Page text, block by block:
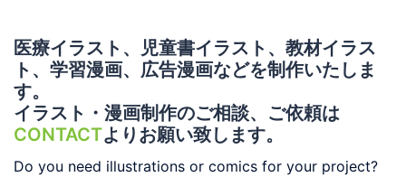
医療イラスト、児童書イラスト、教材イラス
ト、学習漫画、広告漫画などを制作いたしま
す。
イラスト・漫画制作のご相談、ご依頼は
CONTACTよりお願い致します。
Do you need illustrations or comics for your project?